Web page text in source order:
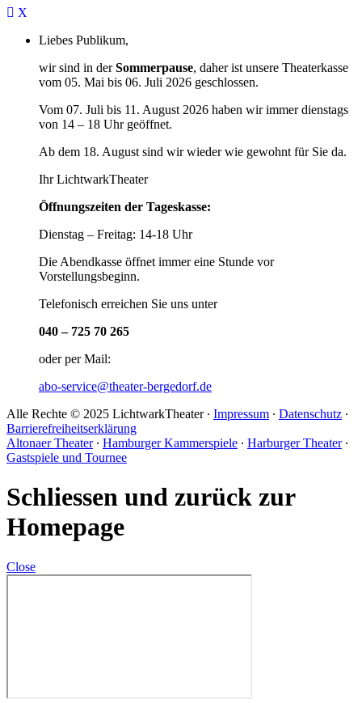
Liebes Publikum,
wir sind in derSommerpause, daher ist unsere Theaterkasse
vom 05. Mai bis 06. Juli 2026 geschlossen.
Vom 07. Juli bis 11. August 2026 haben wir immer dienstags
von 14 – 18 Uhr geöffnet.
Ab dem 18. August sind wir wieder wie gewohnt für Sie da.
Ihr LichtwarkTheater
Öffnungszeiten der Tageskasse:
Dienstag – Freitag: 14-18 Uhr
Die Abendkasse öffnet immer eine Stunde vor
Vorstellungsbeginn.
Telefonisch erreichen Sie uns unter
040 – 725 70 265
oder per Mail:
abo-service@theater-bergedorf.de
Alle Rechte © 2025 LichtwarkTheater ∙ Impressum ∙ Datenschutz ∙
Barrierefreiheitserklärung
Altonaer Theater∙ Hamburger Kammerspiele ∙ Harburger Theater∙
Gastspiele und Tournee
Schliessen und zurück zur
Homepage
Close